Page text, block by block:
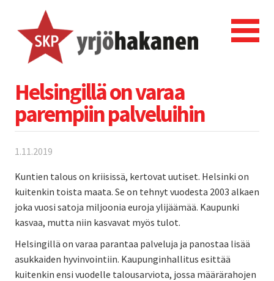
Helsingillä on varaa
parempiin palveluihin
1.11.2019
Kuntien talous on kriisissä, kertovat uutiset. Helsinki on
kuitenkin toista maata. Se on tehnyt vuodesta 2003 alkaen
joka vuosi satoja miljoonia euroja ylijäämää. Kaupunki
kasvaa, mutta niin kasvavat myös tulot.
Helsingillä on varaa parantaa palveluja ja panostaa lisää
asukkaiden hyvinvointiin. Kaupunginhallitus esittää
kuitenkin ensi vuodelle talousarviota, jossa määrärahojen